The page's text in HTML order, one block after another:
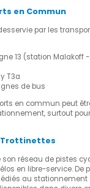
en Commun
par les
13 (station Malakoff
T3a
de bus
en commun peut
surtout
Trottinettes
son réseau de pistes
en libre-service. De
au stationnement